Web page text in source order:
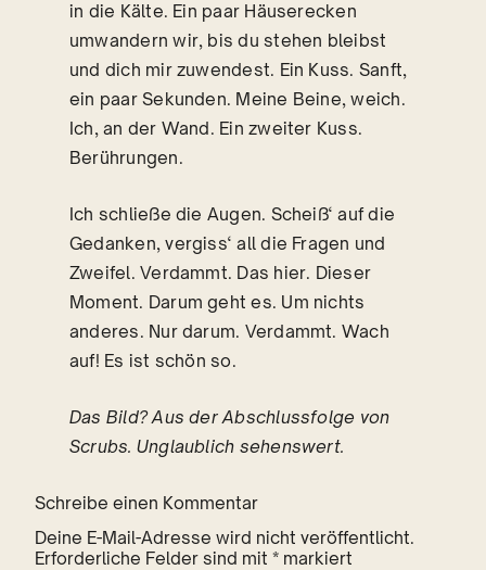
in die Kälte. Ein paar Häuserecken
umwandern wir, bis du stehen bleibst
und dich mir zuwendest. Ein Kuss. Sanft,
ein paar Sekunden. Meine Beine, weich.
Ich, an der Wand. Ein zweiter Kuss.
Berührungen.
Ich schließe die Augen. Scheiß‘ auf die
Gedanken, vergiss‘ all die Fragen und
Zweifel. Verdammt. Das hier. Dieser
Moment. Darum geht es. Um nichts
anderes. Nur darum. Verdammt. Wach
auf! Es ist schön so.
Das Bild? Aus der Abschlussfolge von
Scrubs. Unglaublich sehenswert.
Schreibe einen Kommentar
Deine E-Mail-Adresse wird nicht veröffentlicht.
Erforderliche Felder sind mit * markiert